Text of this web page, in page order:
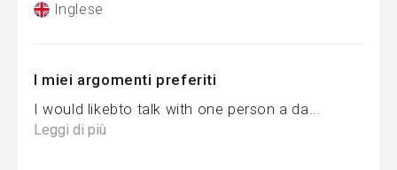
Inglese
I miei argomenti preferiti
I would likebto talk with one person a da...
Leggi di più